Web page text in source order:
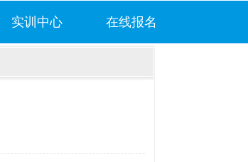
实训中心 在线报名